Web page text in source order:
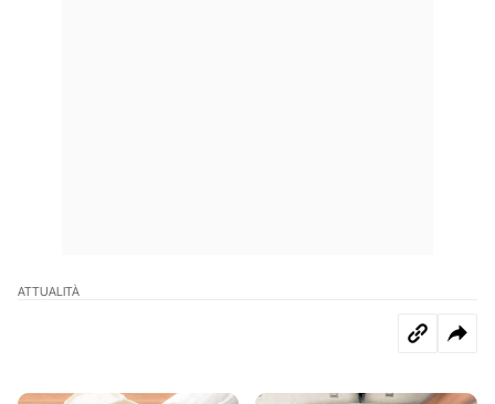
ATTUALITÀ